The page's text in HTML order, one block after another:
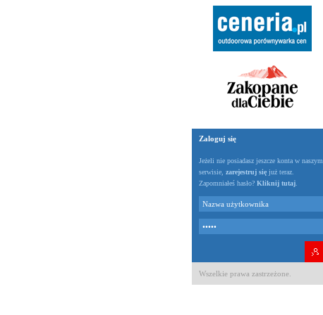
Zaloguj się
Jeżeli nie posiadasz jeszcze konta w naszym
serwisie, zarejestruj się już teraz.
Zapomniałeś hasło? Kliknij tutaj
Wszelkie prawa zastrzeżone.